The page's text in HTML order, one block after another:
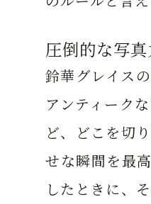
圧倒的な写
鈴華グレイス
アンティーク
ど、どこを切
せな瞬間を最
したときに、